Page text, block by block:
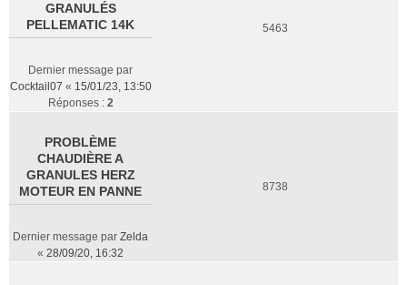
GRANULÉS
PELLEMATIC 14K
Dernier message par
Cocktail07 « 15/01/23, 13:50
Réponses : 2
5463
PROBLÈME
CHAUDIÈRE A
GRANULES HERZ
MOTEUR EN PANNE
Dernier message par Zelda
« 28/09/20, 16:32
8738